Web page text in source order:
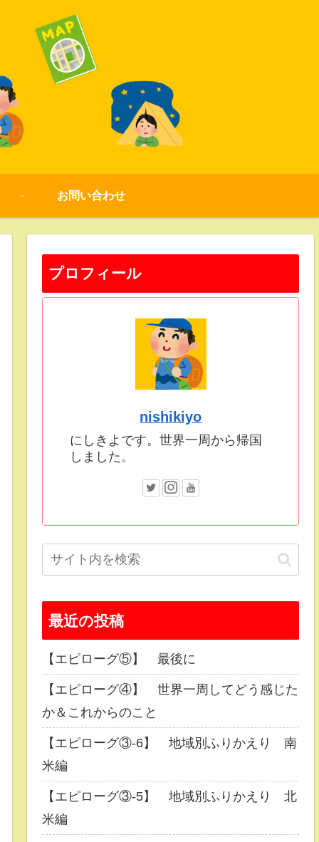
お問い合わせ
プロフィール
nishikiyo
にしきよです。世界一周から帰国
しました。
最近の投稿
【エピローグ⑤】 最後に
【エピローグ④】 世界一周してどう感じた
か＆これからのこと
【エピローグ③-6】 地域別ふりかえり 南
米編
【エピローグ③-5】 地域別ふりかえり 北
米編